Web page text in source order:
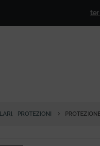
Iscriviti alla newsletter e
, PROTEZIONI